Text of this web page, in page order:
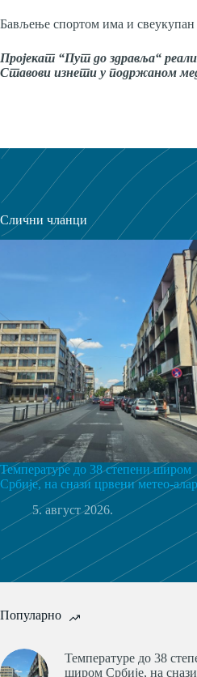
Бављење спортом има и свеукупан
Пројекат “Пут до здравља“
Ставови изнети у подржаном
Слични чланци
Температуре до 38 степени широм
Србије, на снази црвени метео-
5. август 2026.
Популарно
Температуре до 38
широм Србије, на снази